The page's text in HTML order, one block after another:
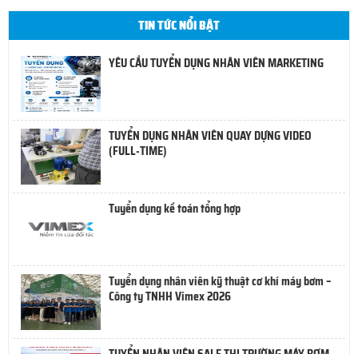
TIN TỨC NỔI BẬT
YÊU CẦU TUYỂN DỤNG NHÂN VIÊN MARKETING
TUYỂN DỤNG NHÂN VIÊN QUAY DỰNG VIDEO
(FULL-TIME)
Tuyển dụng kế toán tổng hợp
Tuyển dụng nhân viên kỹ thuật cơ khí máy bơm –
Công ty TNHH Vimex 2026